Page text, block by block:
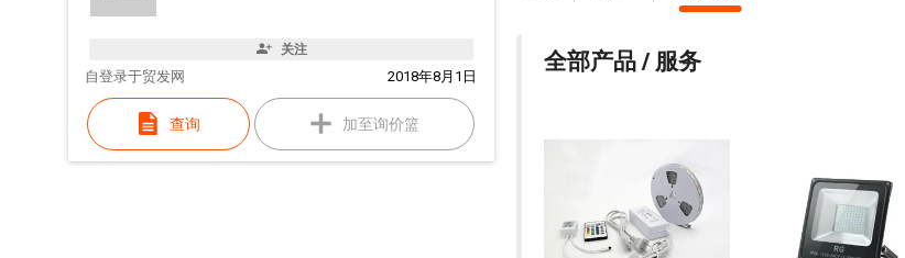
关注
自 2018年8月1日
登录于贸发网
查询 加至询价篮
全部产品 / 服务